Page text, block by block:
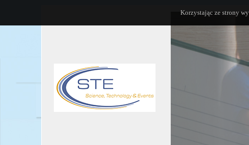
Korzystając ze strony